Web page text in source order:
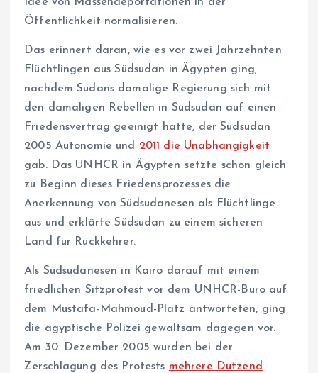
Öffentlichkeit normalisieren.
Das erinnert daran, wie es vor zwei Jahrzehnten
Flüchtlingen aus Südsudan in Ägypten ging,
nachdem Sudans damalige Regierung sich mit
den damaligen Rebellen in Südsudan auf einen
Friedensvertrag geeinigt hatte, der Südsudan
2005 Autonomie und 2011 die Unabhängigkeit
gab. Das UNHCR in Ägypten setzte schon gleich
zu Beginn dieses Friedensprozesses die
Anerkennung von Südsudanesen als Flüchtlinge
aus und erklärte Südsudan zu einem sicheren
Land für Rückkehrer.
Als Südsudanesen in Kairo darauf mit einem
friedlichen Sitzprotest vor dem UNHCR-Büro auf
dem Mustafa-Mahmoud-Platz antworteten, ging
die ägyptische Polizei gewaltsam dagegen vor.
Am 30. Dezember 2005 wurden bei der
Zerschlagung des Protests mehrere Dutzend